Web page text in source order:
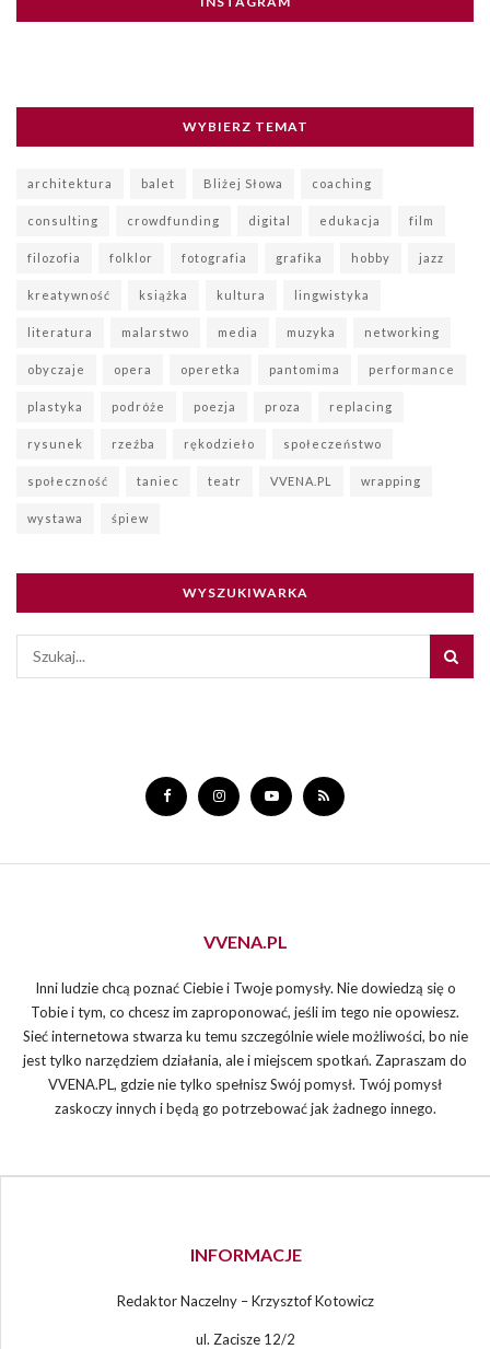
WYBIERZ TEMAT
architektura balet Bliżej Słowa coaching
consulting crowdfunding digital edukacja film
filozofia folklor fotografia grafika hobby jazz
kreatywność książka kultura lingwistyka
literatura malarstwo media muzyka networking
obyczaje opera operetka pantomima performance
plastyka podróże poezja proza replacing
rysunek rzeźba rękodzieło społeczeństwo
społeczność taniec teatr VVENA.PL wrapping
wystawa śpiew
WYSZUKIWARKA
VVENA.PL
Inni ludzie chcą poznać Ciebie i Twoje pomysły. Nie dowiedzą się o
Tobie i tym, co chcesz im zaproponować, jeśli im tego nie opowiesz.
Sieć internetowa stwarza ku temu szczególnie wiele możliwości, bo nie
jest tylko narzędziem działania, ale i miejscem spotkań. Zapraszam do
VVENA.PL, gdzie nie tylko spełnisz Swój pomysł. Twój pomysł
zaskoczy innych i będą go potrzebować jak żadnego innego.
INFORMACJE
Redaktor Naczelny – Krzysztof Kotowicz
ul. Zacisze 12/2